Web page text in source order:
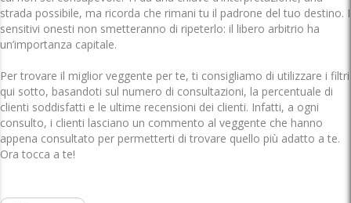
strada possibile, ma ricorda che rimani tu il padrone del tuo destino. I
sensitivi onesti non smetteranno di ripeterlo: il libero arbitrio ha
un’importanza capitale.
Per trovare il miglior veggente per te, ti consigliamo di utilizzare i filtri
qui sotto, basandoti sul numero di consultazioni, la percentuale di
clienti soddisfatti e le ultime recensioni dei clienti. Infatti, a ogni
consulto, i clienti lasciano un commento al veggente che hanno
appena consultato per permetterti di trovare quello più adatto a te.
Ora tocca a te!